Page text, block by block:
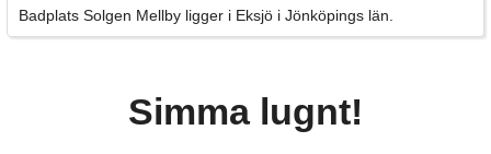
Badplats Solgen Mellby ligger i Eksjö i Jönköpings län.
Simma lugnt!